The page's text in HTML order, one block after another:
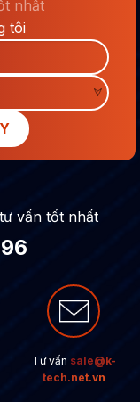
nhất
tôi
vấn tốt nhất
Tư vấn sale@k-
tech.net.vn